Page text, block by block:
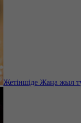
Жетіншіде Жаңа жыл